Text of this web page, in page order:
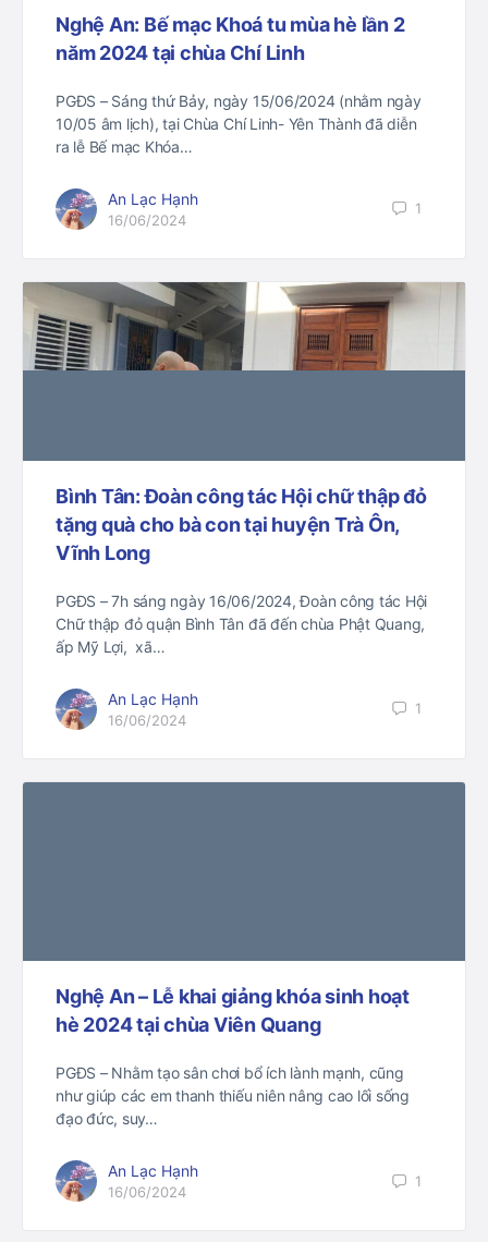
Nghệ An: Bế mạc Khoá tu mùa hè lần 2
năm 2024 tại chùa Chí Linh
PGĐS – Sáng thứ Bảy, ngày 15/06/2024 (nhằm ngày
10/05 âm lịch), tại Chùa Chí Linh- Yên Thành đã diễn
ra lễ Bế mạc Khóa…
An Lạc Hạnh
16/06/2024
1
Bình Tân: Đoàn công tác Hội chữ thập đỏ
tặng quà cho bà con tại huyện Trà Ôn,
Vĩnh Long
PGĐS – 7h sáng ngày 16/06/2024, Đoàn công tác Hội
Chữ thập đỏ quận Bình Tân đã đến chùa Phật Quang,
ấp Mỹ Lợi, xã…
An Lạc Hạnh
16/06/2024
1
Nghệ An – Lễ khai giảng khóa sinh hoạt
hè 2024 tại chùa Viên Quang
PGĐS – Nhằm tạo sân chơi bổ ích lành mạnh, cũng
như giúp các em thanh thiếu niên nâng cao lối sống
đạo đức, suy…
An Lạc Hạnh
16/06/2024
1